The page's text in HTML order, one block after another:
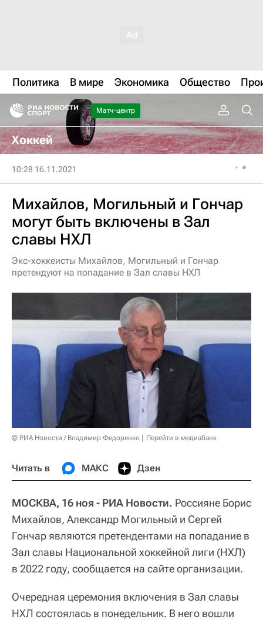
Политика В мире Экономика Общество
Матч-центр
Хоккей
10:28 16.11.2021
Михайлов, Могильный и Гончар
могут быть включены в Зал
славы НХЛ
Экс-хоккеисты Михайлов, Могильный и Гончар
претендуют на попадание в Зал славы НХЛ
© РИА Новости / Владимир Федоренко Перейти в медиабанк
Читать в МАКС Дзен
МОСКВА, 16 ноя - РИА Новости. Россияне Борис
Михайлов, Александр Могильный и Сергей
Гончар являются претендентами на попадание в
Зал славы Национальной хоккейной лиги (НХЛ)
в 2022 году, сообщается на сайте организации.
Очередная церемония включения в Зал славы
НХЛ состоялась в понедельник. В него вошли